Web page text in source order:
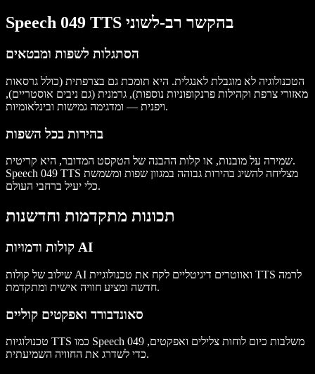
Speech 049 TTS בהקשר רב-לשוני
הסתגלות לשפות ומבטאים
הטכנולוגיה לא מוגבלת לאנגלית. היא תומכת גם בצרפתית (כולל גרסאות
מאזורי צרפת וקהילות פרנקופוניות נוספות), גרמנית (גם ניבים אוסטריים),
ויפנית — ומדגימה גמישות ובינלאומיות.
בהירות בכל השפות
שמירה על מובנות, או קלות ההבנה של הטקסט המדובר, היא קריטית.
Speech 049 TTS מצליחה להשיג בהירות גבוהה במגוון שפות ומשמשת
כלי יעיל ברחבי העולם.
תכונות מתקדמות וחדשנות
קולות ודמויות AI
שילוב של קולות AI ואווטרים דיגיטליים לקח את טכנולוגיית TTS לרמה
חדשה ומציע חוויה אישית ומתקדמת.
סאונדבורד ואפקטים קוליים
טכנולוגיות TTS כמו Speech 049 משלבות כיום לוחות צלילים ואפקטים,
כדי לשדרג את החוויה השמיעתית.